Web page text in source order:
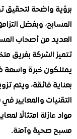
لتحقيق توازن
وبفضل التزامها
من أصحاب المسابح في
بفريق متخصص
خبرة واسعة في مجال
فائقة، ويتم تزويدهم
والمعايير في هذا
امتثالًا لمعايير
وآمنة.